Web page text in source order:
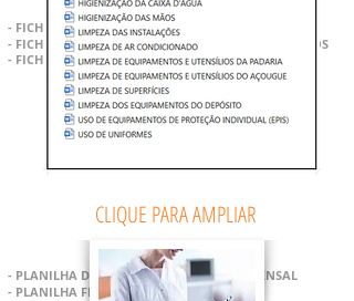
- FICHA LEITURA DE TEMPERATURA DO AMBIENTE
- FICHAS DE CONTROLE TEMPERATURA DE ALIMENTOS
- FICHA CONTROLE DE VALIDADE MERCADORIA
PLANILHAS
- PLANILHA DE CONTROLE FINANCEIRO MENSAL
- PLANILHA FLUXO DE CAIXA DIÁRIO
CLIQUE PARA AMPLIAR